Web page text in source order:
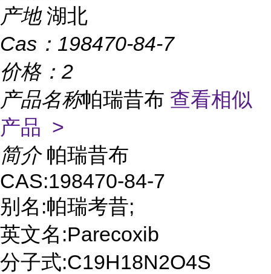
产地 湖北
Cas： 198470-84-7
价格： 2
产品名称帕瑞昔布 查看相似
产品 >
简介 帕瑞昔布
CAS:198470-84-7
别名:帕瑞考昔;
英文名:Parecoxib
分子式:C19H18N2O4S